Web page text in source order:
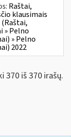
Raštai,
klausimais
» Pelno
» Pelno
2022
370 iš 370 irašų.